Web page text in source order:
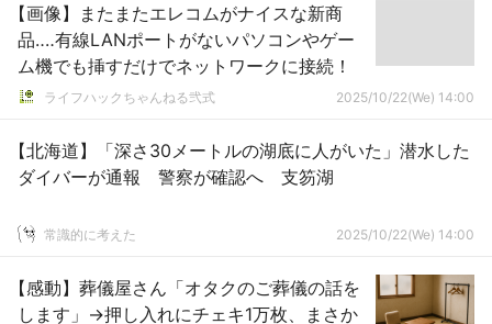
【画像】またまたエレコムがナイスな新商
品‥‥有線LANポートがないパソコンやゲー
ム機でも挿すだけでネットワークに接続！
ライフハックちゃんねる弐式 2025/10/22(We) 14:00
【北海道】「深さ30メートルの湖底に人がいた」潜水した
ダイバーが通報 警察が確認へ 支笏湖
常識的に考えた 2025/10/22(We) 14:00
【感動】葬儀屋さん「オタクのご葬儀の話を
します」→押し入れにチェキ1万枚、まさか